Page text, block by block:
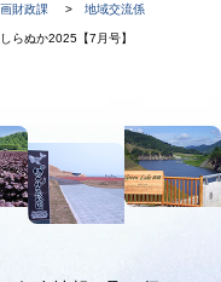
財政課 地域交流係
らぬか2025【7月号】